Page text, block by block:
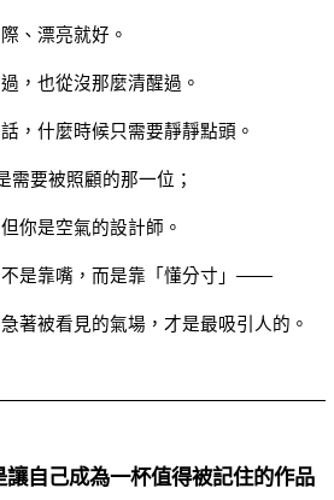
、漂亮就好。
，也從沒那麼清醒過。
，什麼時候只需要靜靜點頭。
需要被照顧的那一位；
你是空氣的設計師。
不是靠嘴，而是靠「懂分寸」——
著被看見的氣場，才是最吸引人的。
自己成為一杯值得被記住的作品